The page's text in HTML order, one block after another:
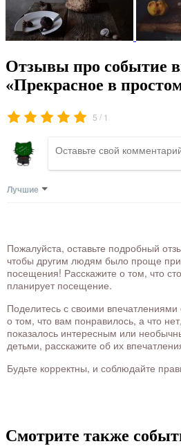
Отзывы про событие
«Прекрасное в
5 / 1
Лучшие
Пожалуйста, оставьте подробный
чтобы другим людям было проще
посещения! Расскажите о том, что
планирует посещение.
Поделитесь с своими
о том, что вам понравилось, а что
показалось интересным или
детьми, расскажите об их
Будьте корректны, и соблюдайте
Смотрите также